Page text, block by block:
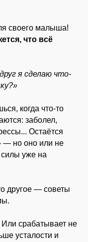
своего малыша!
что всё
я сделаю что-
когда что-то
заболел,
Остаётся
— но оно или не
силы уже на
другое — советы
Или срабатывает не
усталости и